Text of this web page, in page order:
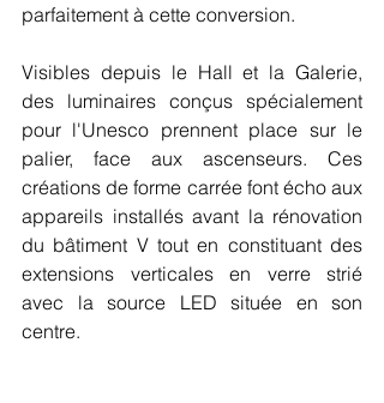
parfaitement à cette conversion.
Visibles depuis le Hall et la Galerie,
des luminaires conçus spécialement
pour l'Unesco prennent place sur le
palier, face aux ascenseurs. Ces
créations de forme carrée font écho aux
appareils installés avant la rénovation
du bâtiment V tout en constituant des
extensions verticales en verre strié
avec la source LED située en son
centre.